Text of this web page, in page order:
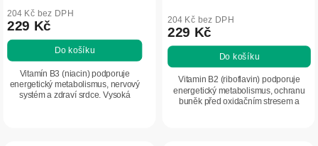
204 Kč bez DPH
229 Kč
Do košíku
Vitamín B3 (niacin) podporuje
energetický metabolismus, nervový
systém a zdraví srdce. Vysoká
204 Kč bez DPH
229 Kč
Do košíku
Vitamin B2 (riboflavin) podporuje
energetický metabolismus, ochranu
buněk před oxidačním stresem a